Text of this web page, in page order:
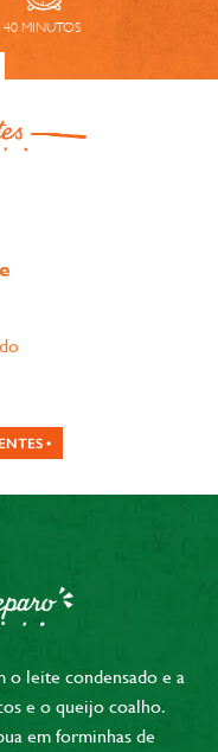
40 MINUTOS
•
o leite condensado e a
e o queijo coalho.
em forminhas de